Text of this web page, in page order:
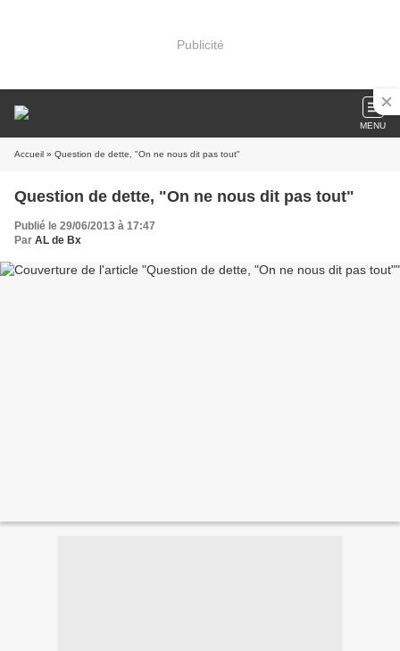
Publicité
MENU
Accueil » Question de dette, "On ne nous dit pas tout"
Question de dette, "On ne nous dit pas tout"
Publié le 29/06/2013 à 17:47
Par AL de Bx